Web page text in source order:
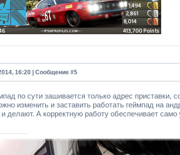
16:20 | Сообщение #5
по сути зашивается только адрес
изменить и заставить работать геймпад на
и делают. А корректную работу обеспечивает